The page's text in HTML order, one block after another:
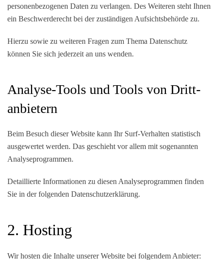
personenbezogenen Daten zu verlangen. Des Weiteren steht Ihnen
ein Beschwerderecht bei der zuständigen Aufsichtsbehörde zu.
Hierzu sowie zu weiteren Fragen zum Thema Datenschutz
können Sie sich jederzeit an uns wenden.
Analyse-Tools und Tools von Dritt­
anbietern
Beim Besuch dieser Website kann Ihr Surf-Verhalten statistisch
ausgewertet werden. Das geschieht vor allem mit sogenannten
Analyseprogrammen.
Detaillierte Informationen zu diesen Analyseprogrammen finden
Sie in der folgenden Datenschutzerklärung.
2. Hosting
Wir hosten die Inhalte unserer Website bei folgendem Anbieter: